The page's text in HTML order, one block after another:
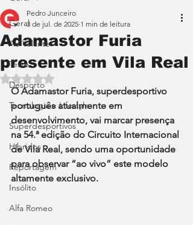
Geral
Ao Volante
Teste
Desporto
Tecnologia e Lifestyle
Superdesportivos
Híbridos
Reportagem
Insólito
Alfa Romeo
Adamastor Furia
presente em Vila Real
Pedro Junceiro
3 de jul. de 2025 1 min de leitura
Avaliado com NaN de 5 estrelas.
O Adamastor Furia, superdesportivo
português atualmente em
desenvolvimento, vai marcar presença
na 54.ª edição do Circuito Internacional
de Vila Real, sendo uma oportunidade
para observar “ao vivo” este modelo
altamente exclusivo.